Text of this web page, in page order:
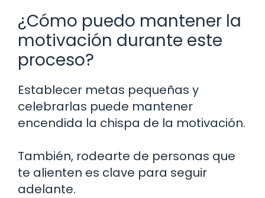
¿Cómo puedo mantener la
motivación durante este
proceso?
Establecer metas pequeñas y
celebrarlas puede mantener
encendida la chispa de la motivación.
También, rodearte de personas que
te alienten es clave para seguir
adelante.